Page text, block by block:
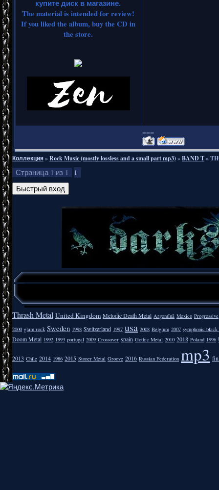
купите диск в магазине.
The material is intended for review!
If you liked the album, buy the CD in
the store.
===
Коллекция»Rock Music (mostly lossless and a small part mp3)»BAND T»
Страница 1 из 1 1
Thrash Metal United Kingdom Melodic Death Metal Argentīnā Mexico Progressive
2000 glam rock Sweden 1998 Switzerland 1997 usa 2008 Belgium 2007 symphonic
Doom Metal 1992 1993 portugal 2009 Crossover spain Gothic Metal 2010 2018 Poland 1996
2013 Chile 2014 1986 2015 Stoner Metal Groove 2016 Russian Federation mp3